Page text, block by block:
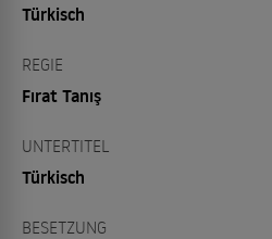
Türkisch
REGIE
Fırat Tanış
UNTERTITEL
Türkisch
BESETZUNG